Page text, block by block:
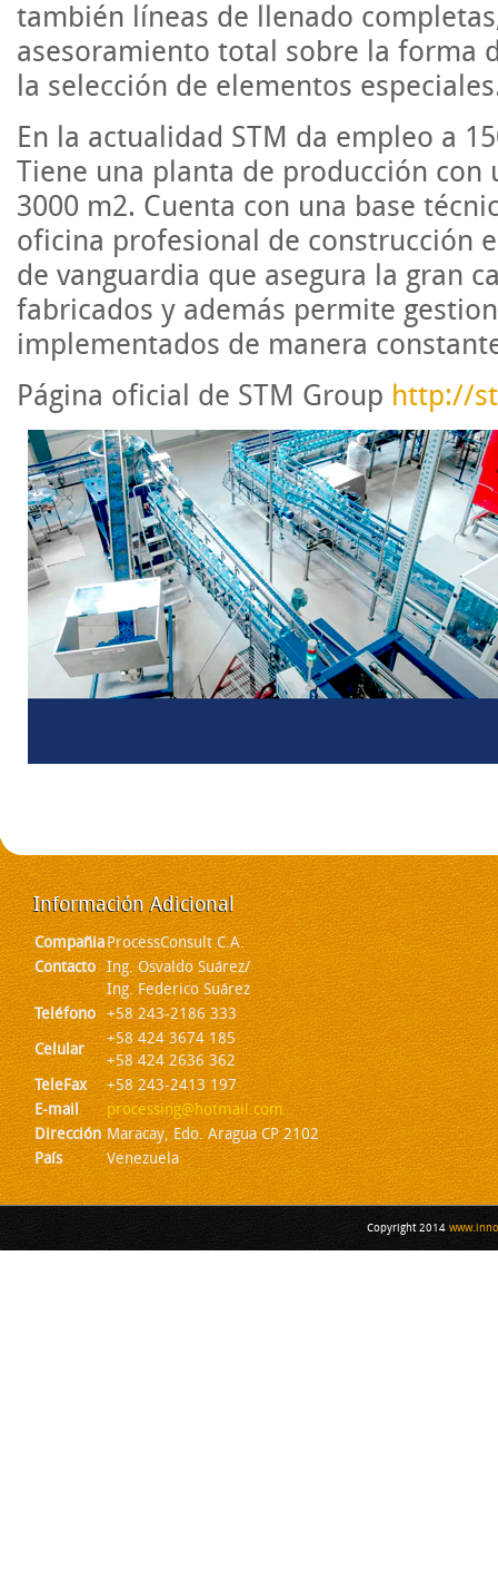
también líneas de llenado
asesoramiento total sobre la forma
la selección de elementos
En la actualidad STM da empleo a
Tiene una planta de producción
3000 m2. Cuenta con una base
oficina profesional de construcción
de vanguardia que asegura la gran
fabricados y además permite
implementados de manera
Página oficial de STM Group http://
InformaciónAdicional
CompañiaProcessConsult C.A.
Contacto Ing. Osvaldo Suárez/
Ing. Federico Suárez
Teléfono +58 243-2186 333
Celular
+58 424 3674 185
+58 424 2636 362
TeleFax
+58 243-2413 197
E-mail
processing@hotmail.com
Dirección Maracay, Edo. Aragua CP 2102
País
Venezuela
Copyright 2014